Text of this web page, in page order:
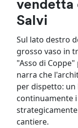
Salvi
Sul lato destro
grosso vaso in
"Asso di
narra che
per dispetto: un
continuamente
cantiere.